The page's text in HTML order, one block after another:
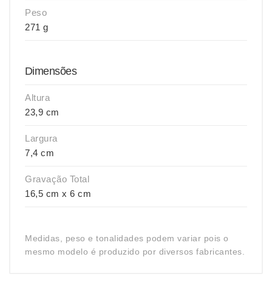
Peso
271 g
Dimensões
Altura
23,9 cm
Largura
7,4 cm
Gravação Total
16,5 cm x 6 cm
Medidas, peso e tonalidades podem variar pois o
mesmo modelo é produzido por diversos fabricantes.